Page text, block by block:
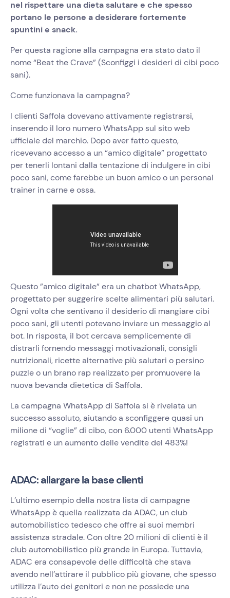
nel rispettare una dieta salutare e che spesso
portano le persone a desiderare fortemente
spuntini e snack.
Per questa ragione alla campagna era stato dato il
nome “Beat the Crave” (Sconfiggi i desideri di cibi poco
sani).
Come funzionava la campagna?
I clienti Saffola dovevano attivamente registrarsi,
inserendo il loro numero WhatsApp sul sito web
ufficiale del marchio. Dopo aver fatto questo,
ricevevano accesso a un “amico digitale” progettato
per tenerli lontani dalla tentazione di indulgere in cibi
poco sani, come farebbe un buon amico o un personal
trainer in carne e ossa.
Questo ”amico digitale” era un chatbot WhatsApp,
progettato per suggerire scelte alimentari più salutari.
Ogni volta che sentivano il desiderio di mangiare cibi
poco sani, gli utenti potevano inviare un messaggio al
bot. In risposta, il bot cercava semplicemente di
distrarli fornendo messaggi motivazionali, consigli
nutrizionali, ricette alternative più salutari o persino
puzzle o un brano rap realizzato per promuovere la
nuova bevanda dietetica di Saffola.
La campagna WhatsApp di Saffola si è rivelata un
successo assoluto, aiutando a sconfiggere quasi un
milione di “voglie” di cibo, con 6.000 utenti WhatsApp
registrati e un aumento delle vendite del 483%!
ADAC: allargare la base clienti
L’ultimo esempio della nostra lista di campagne
WhatsApp è quella realizzata da ADAC, un club
automobilistico tedesco che offre ai suoi membri
assistenza stradale. Con oltre 20 milioni di clienti è il
club automobilistico più grande in Europa. Tuttavia,
ADAC era consapevole delle difficoltà che stava
avendo nell’attirare il pubblico più giovane, che spesso
utilizza l’auto dei genitori e non ne possiede una